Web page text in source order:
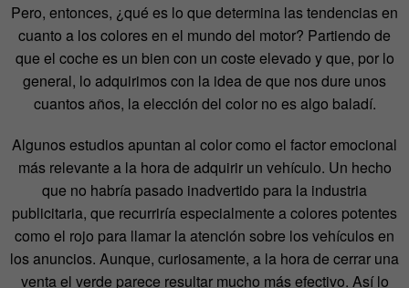
Pero, entonces, ¿qué es lo que determina las tendencias en
cuanto a los colores en el mundo del motor? Partiendo de
que el coche es un bien con un coste elevado y que, por lo
general, lo adquirimos con la idea de que nos dure unos
cuantos años, la elección del color no es algo baladí.
Algunos estudios apuntan al color como el factor emocional
más relevante a la hora de adquirir un vehículo. Un hecho
que no habría pasado inadvertido para la industria
publicitaria, que recurriría especialmente a colores potentes
como el rojo para llamar la atención sobre los vehículos en
los anuncios. Aunque, curiosamente, a la hora de cerrar una
venta el verde parece resultar mucho más efectivo. Así lo